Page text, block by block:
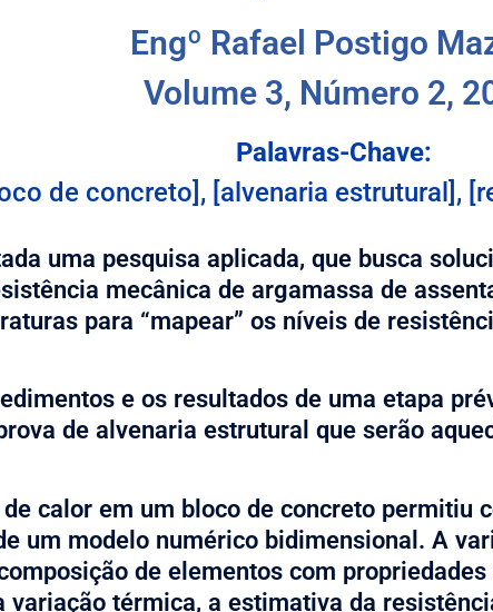
Engº Rafael Postigo
Volume 3, Número 2,
Palavras-Chave:
de concreto], [alvenaria estrutural],
uma pesquisa aplicada, que busca
mecânica de argamassa de
para “mapear” os níveis de
e os resultados de uma etapa
de alvenaria estrutural que serão
calor em um bloco de concreto permitiu
um modelo numérico bidimensional. A
de elementos com
variação térmica, a estimativa da